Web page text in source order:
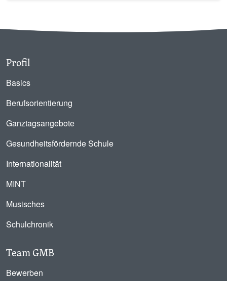
Profil
Basics
Berufsorientierung
Ganztagsangebote
Gesundheitsfördernde Schule
Internationalität
MINT
Musisches
Schulchronik
Team GMB
Bewerben